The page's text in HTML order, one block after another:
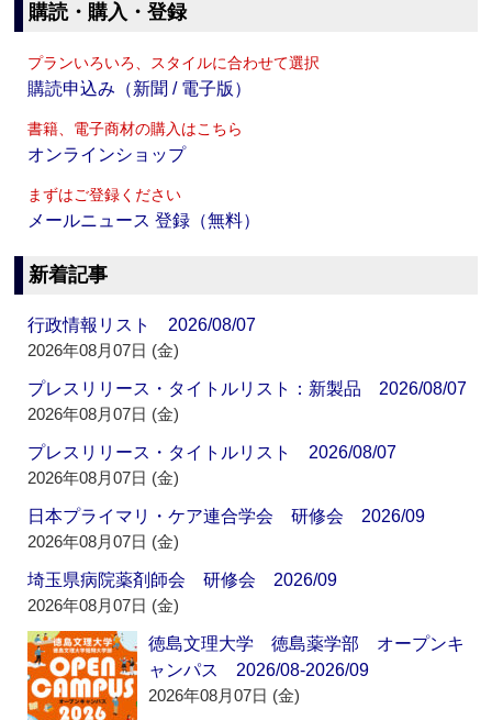
購読・購入・登録
プランいろいろ、スタイルに合わせて選択
購読申込み（新聞 / 電子版）
書籍、電子商材の購入はこちら
オンラインショップ
まずはご登録ください
メールニュース 登録（無料）
新着記事
行政情報リスト 2026/08/07
2026年08月07日 (金)
プレスリリース・タイトルリスト：新製品 2026/08/07
2026年08月07日 (金)
プレスリリース・タイトルリスト 2026/08/07
2026年08月07日 (金)
日本プライマリ・ケア連合学会 研修会 2026/09
2026年08月07日 (金)
埼玉県病院薬剤師会 研修会 2026/09
2026年08月07日 (金)
徳島文理大学 徳島薬学部 オープンキ
ャンパス 2026/08-2026/09
2026年08月07日 (金)